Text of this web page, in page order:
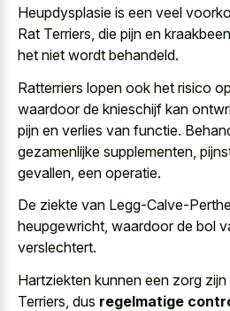
Heupdysplasie is een veel
Rat Terriers, die pijn en
het niet wordt behandeld.
Ratterriers lopen ook het risico
waardoor de knieschijf kan
pijn en verlies van functie.
gezamenlijke supplementen,
gevallen, een operatie.
De ziekte van Legg-Calve-
heupgewricht, waardoor de bol
verslechtert.
Hartziekten kunnen een zorg
Terriers, dus regelmatige